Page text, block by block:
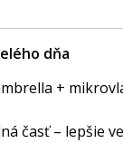
dňa
+
časť – lepšie